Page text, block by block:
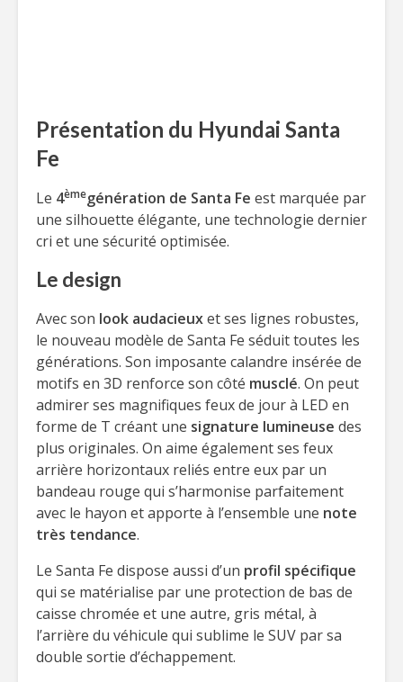
Présentation du Hyundai Santa
Fe
Le 4èmegénération de Santa Fe est marquée par
une silhouette élégante, une technologie dernier
cri et une sécurité optimisée.
Le design
Avec son look audacieuxet ses lignes robustes,
le nouveau modèle de Santa Fe séduit toutes les
générations. Son imposante calandre insérée de
motifs en 3D renforce son côté musclé. On peut
admirer ses magnifiques feux de jour à LED en
forme de T créant une signature lumineuse des
plus originales. On aime également ses feux
arrière horizontaux reliés entre eux par un
bandeau rouge qui s’harmonise parfaitement
avec le hayon et apporte à l’ensemble une note
très tendance.
Le Santa Fe dispose aussi d’un profil spécifique
qui se matérialise par une protection de bas de
caisse chromée et une autre, gris métal, à
l’arrière du véhicule qui sublime le SUV par sa
double sortie d’échappement.